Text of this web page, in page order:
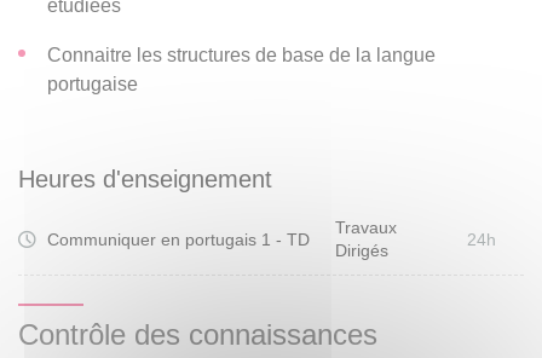
étudiées
Connaitre les structures de base de la langue
portugaise
Heures d'enseignement
Communiquer en portugais 1 - TD
Travaux
Dirigés
24h
Contrôle des connaissances